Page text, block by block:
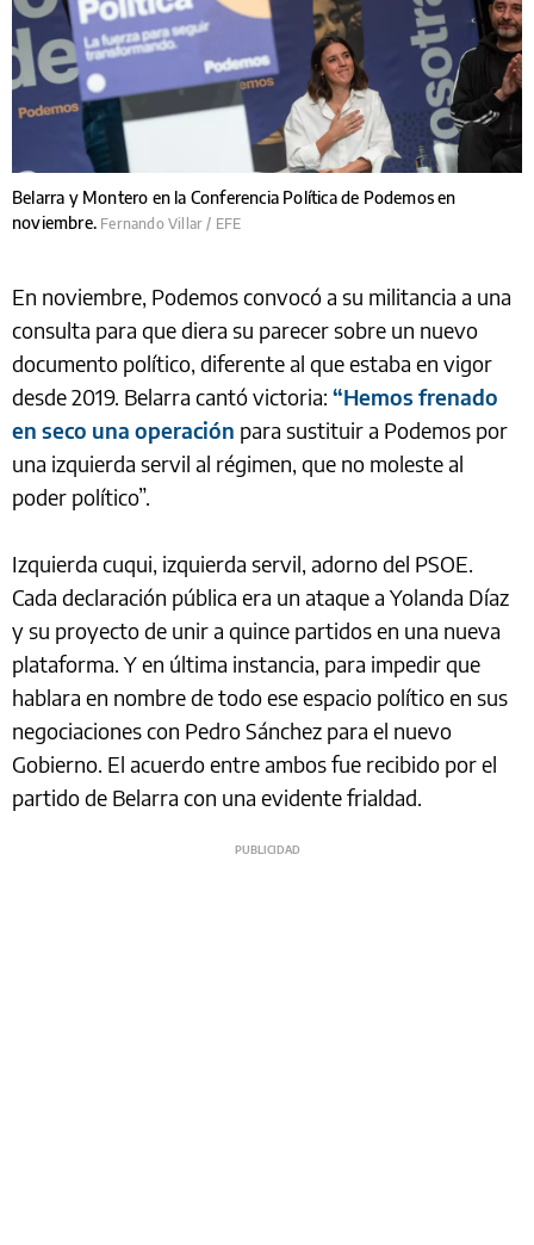
Belarra y Montero en la Conferencia Política de Podemos en
noviembre. Fernando Villar / EFE
En noviembre, Podemos convocó a su militancia a una
consulta para que diera su parecer sobre un nuevo
documento político, diferente al que estaba en vigor
desde 2019. Belarra cantó victoria: “Hemos frenado
en seco una operación para sustituir a Podemos por
una izquierda servil al régimen, que no moleste al
poder político”.
Izquierda cuqui, izquierda servil, adorno del PSOE.
Cada declaración pública era un ataque a Yolanda Díaz
y su proyecto de unir a quince partidos en una nueva
plataforma. Y en última instancia, para impedir que
hablara en nombre de todo ese espacio político en sus
negociaciones con Pedro Sánchez para el nuevo
Gobierno. El acuerdo entre ambos fue recibido por el
partido de Belarra con una evidente frialdad.